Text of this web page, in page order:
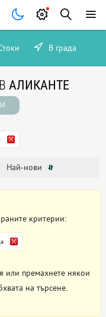
В града
АЛИКАНТЕ
Най-нови
критерии:
или премахнете някои
на търсене.